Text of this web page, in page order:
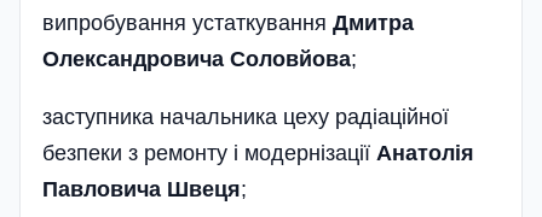
випробування устаткування Дмитра
Олександровича Соловйова;
заступника начальника цеху радіаційної
безпеки з ремонту і модернізації Анатолія
Павловича Швеця;